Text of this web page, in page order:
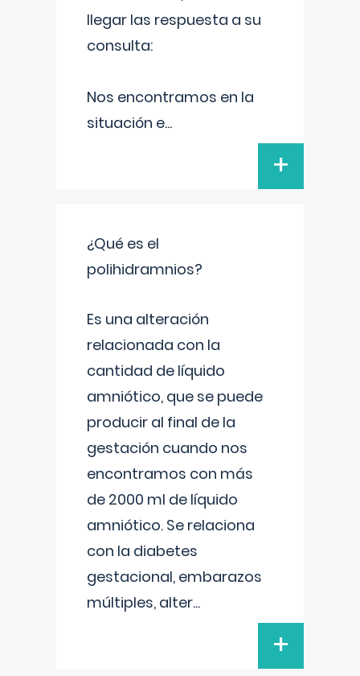
llegar las respuesta a su
consulta:
Nos encontramos en la
situación e...
+
¿Qué es el
polihidramnios?
Es una alteración
relacionada con la
cantidad de líquido
amniótico, que se puede
producir al final de la
gestación cuando nos
encontramos con más
de 2000 ml de líquido
amniótico. Se relaciona
con la diabetes
gestacional, embarazos
múltiples, alter...
+